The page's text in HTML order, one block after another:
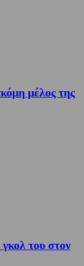
μέλος της
του στον